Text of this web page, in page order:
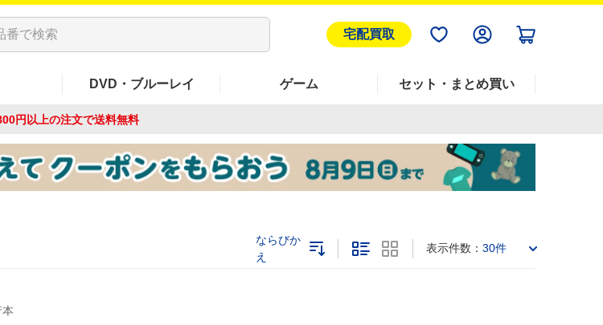
宅配買取
DVD・ブルーレイ ゲーム セット・まとめ買い
円以上の注文で送料無料
ならびか
え
表示件数： 30件